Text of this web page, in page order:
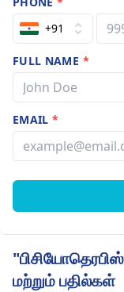
+91
FULL NAME *
EMAIL*
மற்றும் பதில்கள்